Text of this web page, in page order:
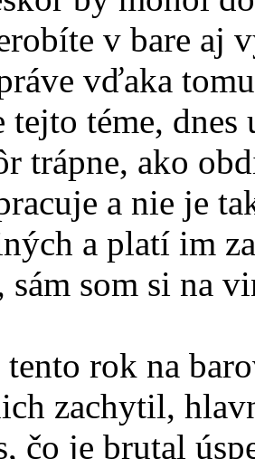
v bare aj
vďaka
tejto téme, dnes
trápne, ako
a nie je
a platí im
sám som si na
rok na
zachytil,
čo je brutal